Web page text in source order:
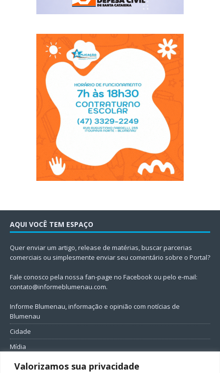
Valorizamos sua privacidade
AQUI VOCÊ TEM ESPAÇO
Quer enviar um artigo, release de matérias, buscar parcerias
comerciais ou simplesmente enviar seu comentário sobre o Portal?
Fale conosco pela nossa fan-page no Facebook ou pelo e-mail:
contato@informeblumenau.com.
Informe Blumenau, informação e opinião com notícias de
Blumenau
Cidade
Mídia
Entretenimento